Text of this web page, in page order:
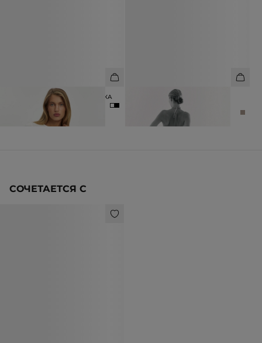
ЛОНГСЛИВ ИЗ МОДАЛА И ШЁЛКА
6 990 ₽
ЮБКА МАКСИ ИЗ ШЕРСТИ
12 990 ₽16 990 ₽
СОЧЕТАЕТСЯ С